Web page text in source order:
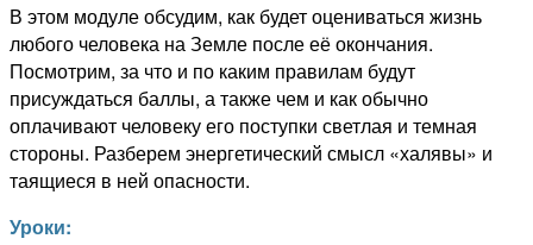
В этом модуле обсудим, как будет оцениваться жизнь
любого человека на Земле после её окончания.
Посмотрим, за что и по каким правилам будут
присуждаться баллы, а также чем и как обычно
оплачивают человеку его поступки светлая и темная
стороны. Разберем энергетический смысл «халявы» и
таящиеся в ней опасности.
Уроки: